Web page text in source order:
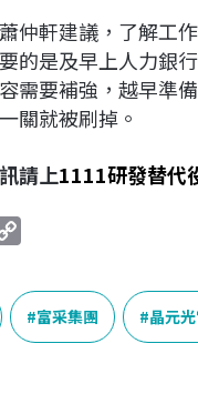
仲軒建議，了解工
的是及早上人力銀
需要補強，越早準
關就被刷掉。
請上1111研發替代
p
y
L
富采集團 晶元